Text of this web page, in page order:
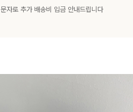
자로 추가 배송비 입금 안내드립니다